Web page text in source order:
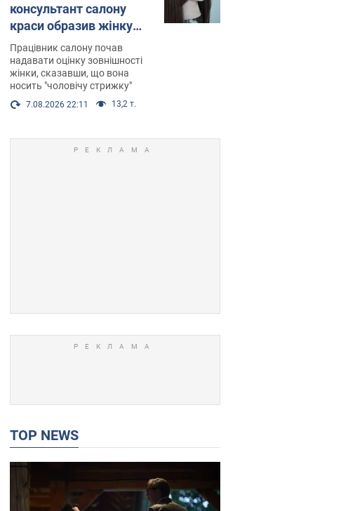
консультант салону
краси образив жінку
після хімієтерапії,
розгорівся скандал.
Фото
Працівник салону почав
надавати оцінку зовнішності
жінки, сказавши, що вона
носить "чоловічу стрижку"
7.08.2026 22:11 13,2 т.
TOP NEWS